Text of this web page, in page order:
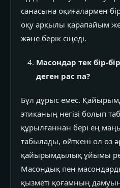
санасына оқиғалармен
оқу арқылы қарапайым
және берік сіңеді.
Масондар тек бір-
деген рас па?
Бұл дұрыс емес.
этиканың негізі болып
құрылғаннан бері ең
табылады, өйткені ол өз
қайырымдылық ұйымы
Масондық пен
қызметі қоғамның